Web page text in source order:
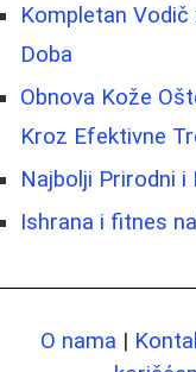
Kompletan
Dobа
Obnova Kože
Kroz Efektivne
Najbolji Prirodni i
Ishrana i fitnes
O nama |